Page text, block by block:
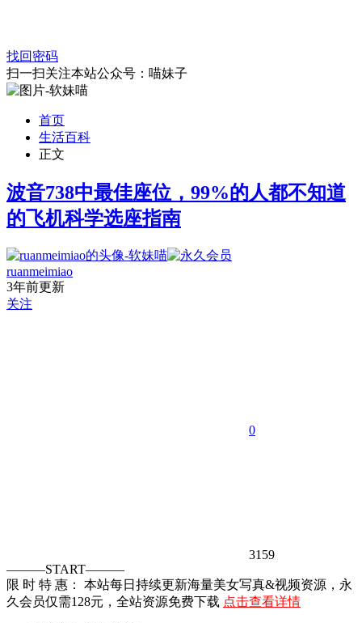
找回密码
扫一扫关注本站公众号：喵妹子
首页
生活百科
正文
波音738中最佳座位，99%的人都不知道
的飞机科学选座指南
ruanmeimiao
3年前更新
关注
0
3159
———START———
限 时 特 惠： 本站每日持续更新海量美女写真&视频资源，永
久会员仅需128元，全站资源免费下载 点击查看详情